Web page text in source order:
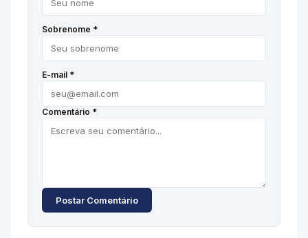
Sobrenome *
E-mail *
Comentário *
Postar Comentário